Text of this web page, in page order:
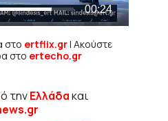
στο ertflix.gr| Ακούστε
στο ertecho.gr
τηνΕλλάδακαι